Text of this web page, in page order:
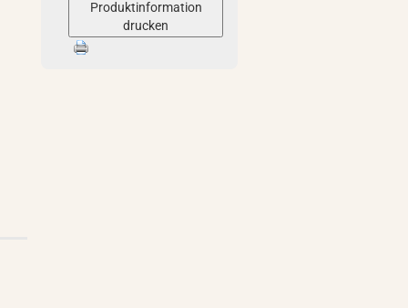
Produktinformation
drucken